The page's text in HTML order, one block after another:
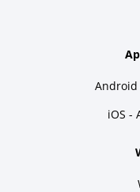
Android
iOS -